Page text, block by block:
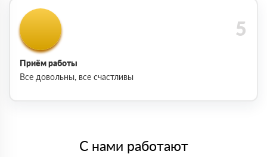
Приём работы
Все довольны, все счастливы
С нами работают